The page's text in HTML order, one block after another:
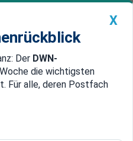
Geldanlage Premium
China
droht:
X
Der DWN-
die wichtigsten
Für alle, deren Postfach